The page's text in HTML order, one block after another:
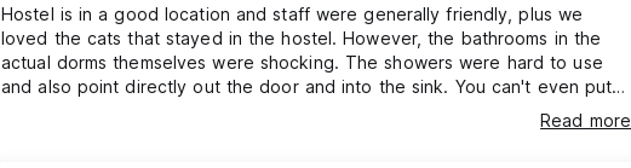
Hostel is in a good location and staff were generally friendly, plus we
loved the cats that stayed in the hostel. However, the bathrooms in the
actual dorms themselves were shocking. The showers were hard to use
and also point directly out the door and into the sink. You can't even put
the toilet paper on the holder because it would get soaked by the
shower. There is also nowhere to put any of your toiletries ect. Other than
Read more